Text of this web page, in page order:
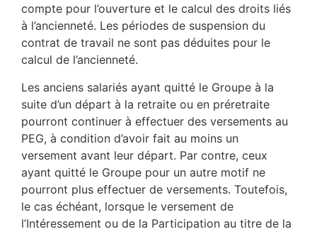
compte pour l’ouverture et le calcul des droits liés
à l’ancienneté. Les périodes de suspension du
contrat de travail ne sont pas déduites pour le
calcul de l’ancienneté.
Les anciens salariés ayant quitté le Groupe à la
suite d’un départ à la retraite ou en préretraite
pourront continuer à effectuer des versements au
PEG, à condition d’avoir fait au moins un
versement avant leur départ. Par contre, ceux
ayant quitté le Groupe pour un autre motif ne
pourront plus effectuer de versements. Toutefois,
le cas échéant, lorsque le versement de
l’Intéressement ou de la Participation au titre de la